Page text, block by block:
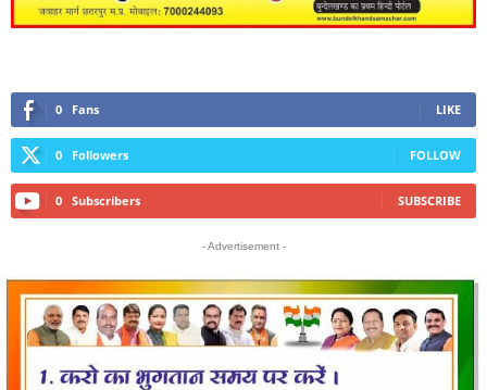
0 Fans LIKE
0 Followers FOLLOW
0 Subscribers SUBSCRIBE
- Advertisement -